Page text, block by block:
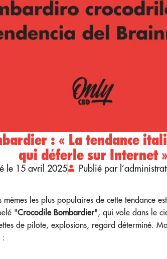
: « La tendance
qui déferle sur Internet »
le 15 avril 2025 Publié par
mèmes les plus populaires de cette tendance
"Crocodile Bombardier", qui vole dans le
de pilote, explosions, regard déterminé.
: